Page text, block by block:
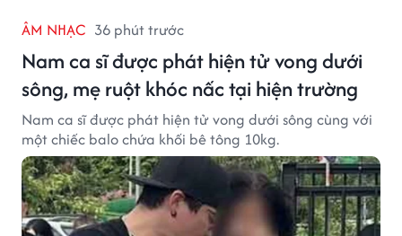
ÂM NHẠC 36 phút trước
Nam ca sĩ được phát hiện tử vong dưới
sông, mẹ ruột khóc nấc tại hiện trường
Nam ca sĩ được phát hiện tử vong dưới sông cùng với
một chiếc balo chứa khối bê tông 10kg.